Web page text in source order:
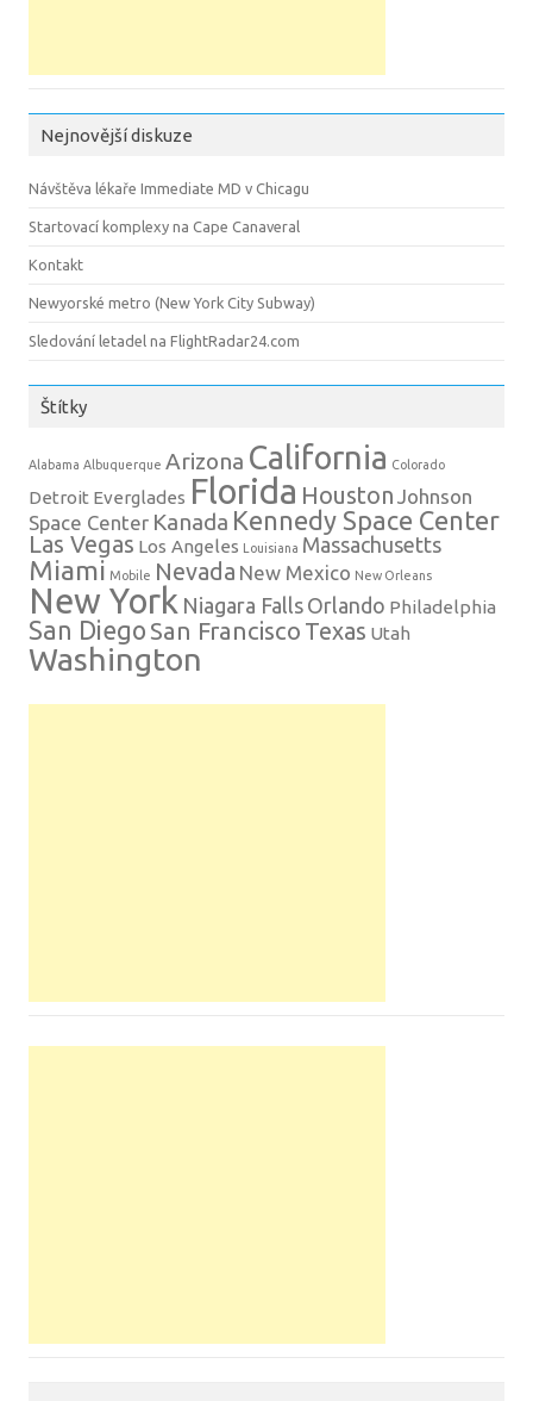
Nejnovější diskuze
Návštěva lékaře Immediate MD v Chicagu
Startovací komplexy na Cape Canaveral
Kontakt
Newyorské metro (New York City Subway)
Sledování letadel na FlightRadar24.com
Štítky
Alabama Albuquerque Arizona California Colorado
Detroit Everglades Florida Houston Johnson
Space Center Kanada Kennedy Space Center
Las Vegas Los Angeles Louisiana Massachusetts
Miami Mobile Nevada New Mexico New Orleans
New York Niagara Falls Orlando Philadelphia
San Diego San Francisco Texas Utah
Washington